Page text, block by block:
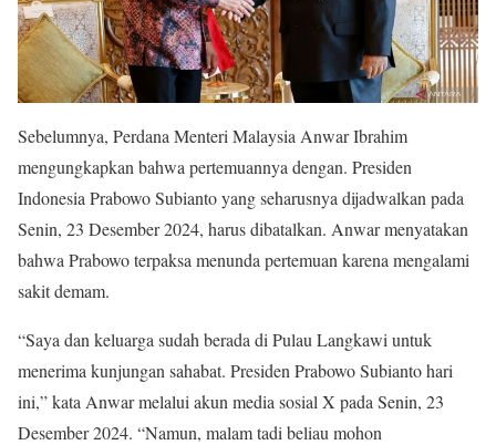
Sebelumnya, Perdana Menteri Malaysia Anwar Ibrahim
mengungkapkan bahwa pertemuannya dengan. Presiden
Indonesia Prabowo Subianto yang seharusnya dijadwalkan pada
Senin, 23 Desember 2024, harus dibatalkan. Anwar menyatakan
bahwa Prabowo terpaksa menunda pertemuan karena mengalami
sakit demam.
“Saya dan keluarga sudah berada di Pulau Langkawi untuk
menerima kunjungan sahabat. Presiden Prabowo Subianto hari
ini,” kata Anwar melalui akun media sosial X pada Senin, 23
Desember 2024. “Namun, malam tadi beliau mohon